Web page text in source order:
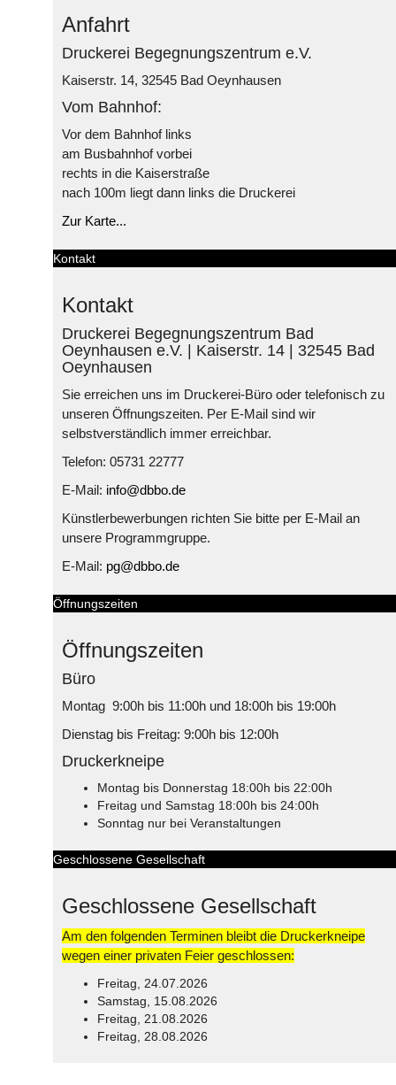
Anfahrt
Druckerei Begegnungszentrum e.V.
Kaiserstr. 14, 32545 Bad Oeynhausen
Vom Bahnhof:
Vor dem Bahnhof links
am Busbahnhof vorbei
rechts in die Kaiserstraße
nach 100m liegt dann links die Druckerei
Zur Karte...
Kontakt
Kontakt
Druckerei Begegnungszentrum Bad
Oeynhausen e.V. | Kaiserstr. 14 | 32545 Bad
Oeynhausen
Sie erreichen uns im Druckerei-Büro oder telefonisch zu
unseren Öffnungszeiten. Per E-Mail sind wir
selbstverständlich immer erreichbar.
Telefon: 05731 22777
E-Mail: info@dbbo.de
Künstlerbewerbungen richten Sie bitte per E-Mail an
unsere Programmgruppe.
E-Mail: pg@dbbo.de
Öffnungszeiten
Öffnungszeiten
Büro
Montag 9:00h bis 11:00h und 18:00h bis 19:00h
Dienstag bis Freitag: 9:00h bis 12:00h
Druckerkneipe
Montag bis Donnerstag 18:00h bis 22:00h
Freitag und Samstag 18:00h bis 24:00h
Sonntag nur bei Veranstaltungen
Geschlossene Gesellschaft
Geschlossene Gesellschaft
Am den folgenden Terminen bleibt die Druckerkneipe
wegen einer privaten Feier geschlossen:
Freitag, 24.07.2026
Samstag, 15.08.2026
Freitag, 21.08.2026
Freitag, 28.08.2026